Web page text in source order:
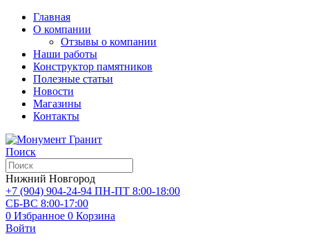
Главная
О компании
Отзывы о компании
Наши работы
Конструктор памятников
Полезные статьи
Новости
Магазины
Контакты
Поиск
Нижний Новгород
+7 (904) 904-24-94 ПН-ПТ 8:00-18:00
СБ-ВС 8:00-17:00
0 Избранное 0 Корзина
Войти